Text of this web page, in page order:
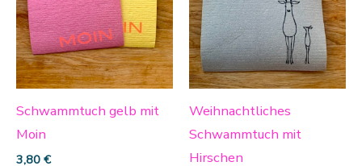
Schwammtuch gelb mit
Moin
3,80 €
mehrere
Varianten
auf.
Die
Optionen
können
Weihnachtliches
Schwammtuch mit
Hirschen